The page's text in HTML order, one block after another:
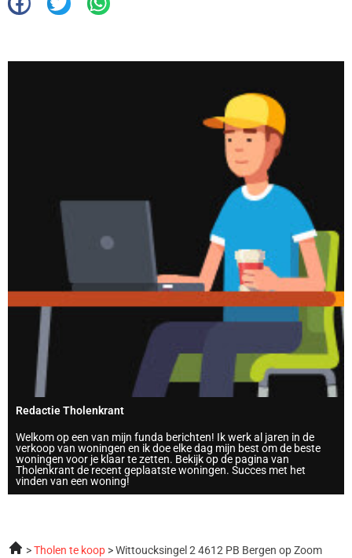
Redactie Tholenkrant
Welkom op een van mijn funda berichten! Ik werk al jaren in de
verkoop van woningen en ik doe elke dag mijn best om de beste
woningen voor je klaar te zetten. Bekijk op de pagina van
Tholenkrant de recent geplaatste woningen. Succes met het
vinden van een woning!
Tholen te koop Wittoucksingel 2 4612 PB Bergen op Zoom